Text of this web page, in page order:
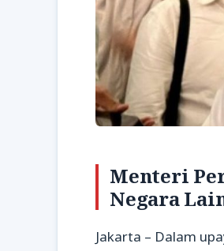
Menteri
Negara
Jakarta – Dalam